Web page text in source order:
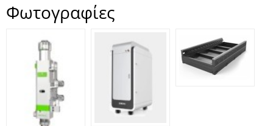
Φωτογραφίες